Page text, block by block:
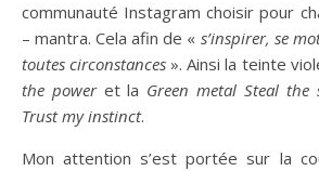
communauté Instagram choisir pour
– mantra. Cela afin de « s’inspirer, se
toutes circonstances ». Ainsi la teinte
the poweret la Green metal Steal the
Trust my instinct.
Mon attention s’est portée sur la